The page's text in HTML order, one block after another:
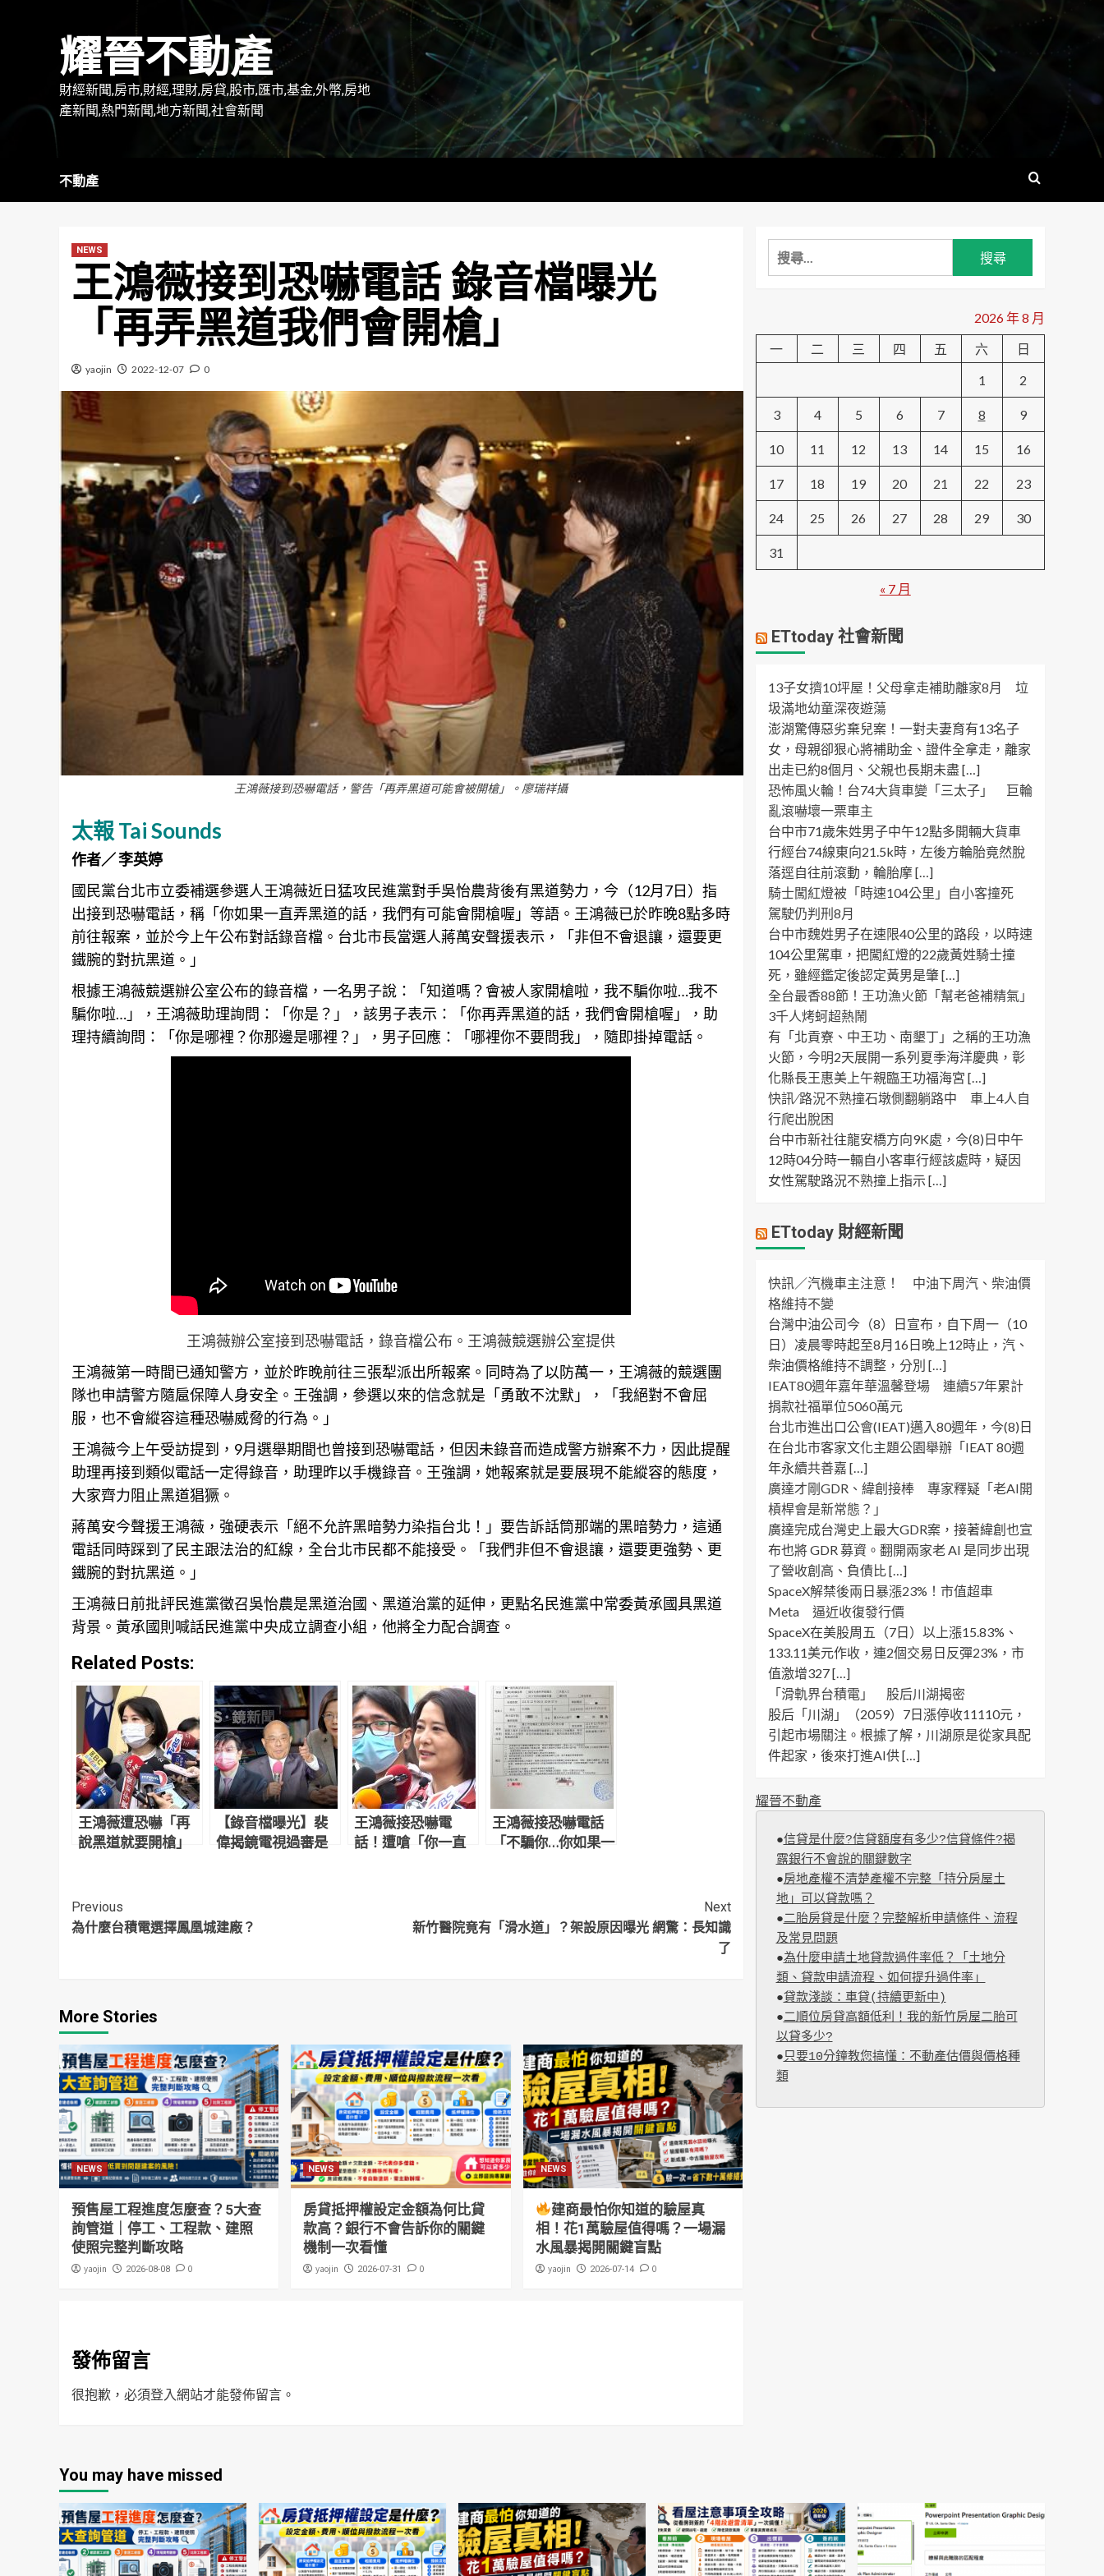
耀晉不動產
財經新聞,房市,財經,理財,房貸,股市,匯市,基金,外幣,房地
產新聞,熱門新聞,地方新聞,社會新聞
不動產
NEWS
王鴻薇接到恐嚇電話 錄音檔曝光
「再弄黑道我們會開槍」
yaojin 2022-12-07 0
王鴻薇接到恐嚇電話，警告「再弄黑道可能會被開槍」。廖瑞祥攝
太報 Tai Sounds
作者／ 李英婷
國民黨台北市立委補選參選人王鴻薇近日猛攻民進黨對手吳怡農背後有黑道勢力，今（12月7日）指
出接到恐嚇電話，稱「你如果一直弄黑道的話，我們有可能會開槍喔」等語。王鴻薇已於昨晚8點多時
前往報案，並於今上午公布對話錄音檔。 台北市長當選人蔣萬安聲援表示，「非但不會退讓，還要更
鐵腕的對抗黑道。」
根據王鴻薇競選辦公室公布的錄音檔，一名男子說：「知道嗎？會被人家開槍啦，我不騙你啦…我不
騙你啦…」，王鴻薇助理詢問：「你是？」，該男子表示：「你再弄黑道的話，我們會開槍喔」，助
理持續詢問：「你是哪裡？你那邊是哪裡？」，男子回應：「哪裡你不要問我」，隨即掛掉電話。
王鴻薇辦公室接到恐嚇電話，錄音檔公布。王鴻薇競選辦公室提供
王鴻薇第一時間已通知警方，並於昨晚前往三張犁派出所報案。同時為了以防萬一，王鴻薇的競選團
隊也申請警方隨扈保障人身安全。王強調，參選以來的信念就是「勇敢不沈默」，「我絕對不會屈
服，也不會縱容這種恐嚇威脅的行為。」
王鴻薇今上午受訪提到，9月選舉期間也曾接到恐嚇電話，但因未錄音而造成警方辦案不力，因此提醒
助理再接到類似電話一定得錄音，助理昨以手機錄音。王強調，她報案就是要展現不能縱容的態度，
大家齊力阻止黑道猖獗。
蔣萬安今聲援王鴻薇，強硬表示「絕不允許黑暗勢力染指台北！」要告訴話筒那端的黑暗勢力，這通
電話同時踩到了民主跟法治的紅線，全台北市民都不能接受。「我們非但不會退讓，還要更強勢、更
鐵腕的對抗黑道。」
王鴻薇日前批評民進黨徵召吳怡農是黑道治國、黑道治黨的延伸，更點名民進黨中常委黃承國具黑道
背景。黃承國則喊話民進黨中央成立調查小組，他將全力配合調查。
Related Posts:
王鴻薇遭恐嚇「再
說黑道就要開槍」
【錄音檔曝光】裴
偉揭鏡電視過審是
王鴻薇接恐嚇電
話！遭嗆「你一直
王鴻薇接恐嚇電話
「不騙你…你如果一
Continue
Reading
Previous
為什麼台積電選擇鳳凰城建廠？
Next
新竹醫院竟有「滑水道」？架設原因曝光 網驚：長知識
了
More Stories
NEWS
預售屋工程進度怎麼查？5大查
詢管道｜停工、工程款、建照
使照完整判斷攻略
yaojin 2026-08-08 0
NEWS
房貸抵押權設定金額為何比貸
款高？銀行不會告訴你的關鍵
機制一次看懂
yaojin 2026-07-31 0
NEWS
建商最怕你知道的驗屋真
相！花1萬驗屋值得嗎？一場漏
水風暴揭開關鍵盲點
yaojin 2026-07-14 0
發佈留言
很抱歉，必須登入 網站才能發佈留言。
搜
尋
字:
2026 年 8 月
一
二 三 四 五 六
日
1
2
3 4 5 6 7 8 9
10 11 12 13 14 15 16
17 18 19 20 21 22 23
24 25 26 27 28 29 30
31
« 7 月
ETtoday 社會新聞
13子女擠10坪屋！父母拿走補助離家8月 垃
圾滿地幼童深夜遊蕩
澎湖驚傳惡劣棄兒案！一對夫妻育有13名子
女，母親卻狠心將補助金、證件全拿走，離家
出走已約8個月、父親也長期未盡 […]
恐怖風火輪！台74大貨車變「三太子」 巨輪
亂滾嚇壞一票車主
台中市71歲朱姓男子中午12點多開輛大貨車
行經台74線東向21.5k時，左後方輪胎竟然脫
落逕自往前滾動，輪胎摩 […]
騎士闖紅燈被「時速104公里」自小客撞死
駕駛仍判刑8月
台中市魏姓男子在速限40公里的路段，以時速
104公里駕車，把闖紅燈的22歲黃姓騎士撞
死，雖經鑑定後認定黃男是肇 […]
全台最香88節！王功漁火節「幫老爸補精氣」
3千人烤蚵超熱鬧
有「北貢寮、中王功、南墾丁」之稱的王功漁
火節，今明2天展開一系列夏季海洋慶典，彰
化縣長王惠美上午親臨王功福海宮 […]
快訊 ∕ 路況不熟撞石墩側翻躺路中 車上4人自
行爬出脫困
台中市新社往龍安橋方向9K處，今(8)日中午
12時04分時一輛自小客車行經該處時，疑因
女性駕駛路況不熟撞上指示 […]
ETtoday 財經新聞
快訊／汽機車主注意！ 中油下周汽、柴油價
格維持不變
台灣中油公司今（8）日宣布，自下周一（10
日）凌晨零時起至8月16日晚上12時止，汽、
柴油價格維持不調整，分別 […]
IEAT80週年嘉年華溫馨登場 連續57年累計
捐款社福單位5060萬元
台北市進出口公會(IEAT)邁入80週年，今(8)日
在台北市客家文化主題公園舉辦「IEAT 80週
年永續共善嘉 […]
廣達才剛GDR、緯創接棒 專家釋疑「老AI開
槓桿會是新常態？」
廣達完成台灣史上最大GDR案，接著緯創也宣
布也將 GDR 募資。翻開兩家老 AI 是同步出現
了營收創高、負債比 […]
SpaceX解禁後兩日暴漲23%！市值超車
Meta 逼近收復發行價
SpaceX在美股周五（7日）以上漲15.83%、
133.11美元作收，連2個交易日反彈23%，市
值激增327 […]
「滑軌界台積電」 股后川湖揭密
股后「川湖」（2059）7日漲停收11110元，
引起市場關注。根據了解，川湖原是從家具配
件起家，後來打進AI供 […]
耀晉不動產
●信貸是什麼?信貸額度有多少?信貸條件?揭
露銀行不會說的關鍵數字
●房地產權不清楚產權不完整「持分房屋土
地」可以貸款嗎？
●二胎房貸是什麼？完整解析申請條件、流程
及常見問題
●為什麼申請土地貸款過件率低？「土地分
類、貸款申請流程、如何提升過件率」
●貸款淺談：車貸(持續更新中)
●二順位房貸高額低利！我的新竹房屋二胎可
以貸多少?
●只要10分鐘教您搞懂：不動產估價與價格種
類
You may have missed